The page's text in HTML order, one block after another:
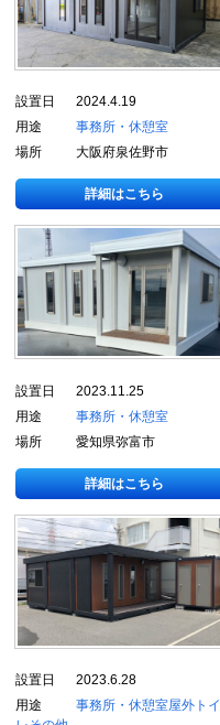
設置日
2024.4.19
用途
事務所・休憩室
場所
大阪府泉佐野市
詳細はこちら
設置日
2023.11.25
用途
事務所・休憩室
場所
愛知県弥富市
詳細はこちら
設置日
2023.6.28
用途
事務所・休憩室屋外トイ